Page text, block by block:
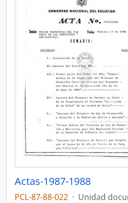
Actas-1987-1988
PCL-87-88-022 · Unidad